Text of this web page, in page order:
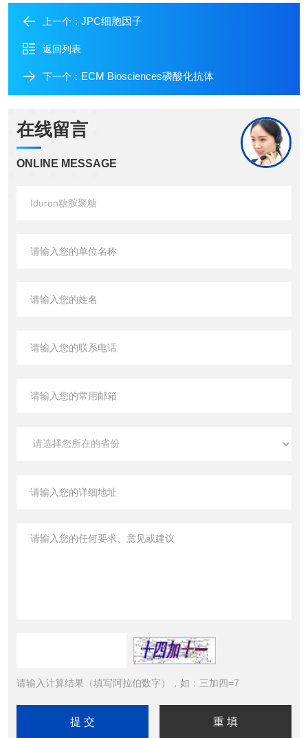
上一个： JPC细胞因子
返回列表
下一个： ECM Biosciences磷酸化抗体
在线留言
ONLINE MESSAGE
请输入计算结果（填写阿拉伯数字），如：三加四=7